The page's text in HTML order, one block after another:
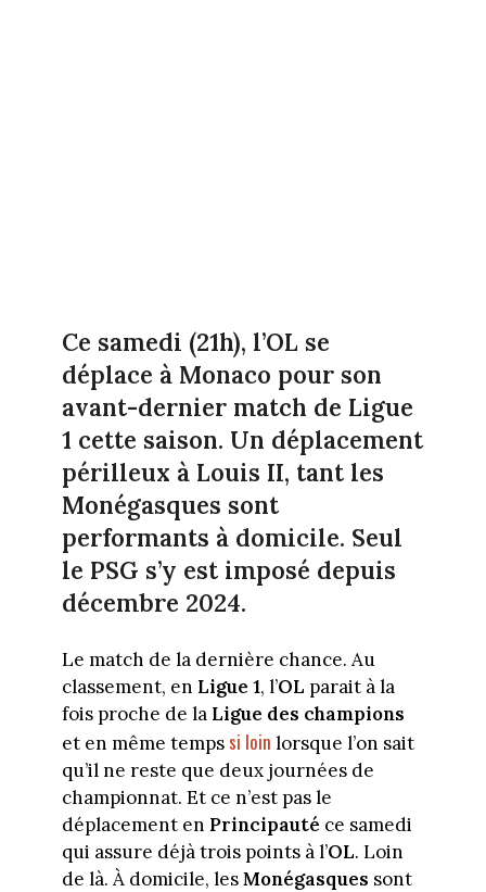
Ce samedi (21h), l’OL se
déplace à Monaco pour son
avant-dernier match de Ligue
1 cette saison. Un déplacement
périlleux à Louis II, tant les
Monégasques sont
performants à domicile. Seul
le PSG s’y est imposé depuis
décembre 2024.
Le match de la dernière chance. Au
classement, en Ligue 1, l’OL parait à la
fois proche de la Ligue des champions
et en même tempssi loin lorsque l’on sait
qu’il ne reste que deux journées de
championnat. Et ce n’est pas le
déplacement en Principauté ce samedi
qui assure déjà trois points à l’OL. Loin
de là. À domicile, lesMonégasques sont